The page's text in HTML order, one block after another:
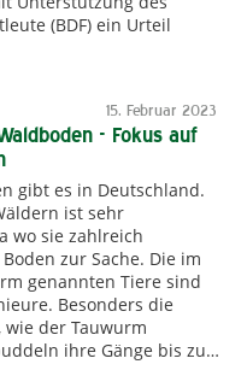
(BDF) ein Urteil
15. Februar 2023
- Fokus auf
gibt es in Deutschland.
ist sehr
wo sie zahlreich
zur Sache. Die im
genannten Tiere sind
Besonders die
der Tauwurm
ihre Gänge bis zu…